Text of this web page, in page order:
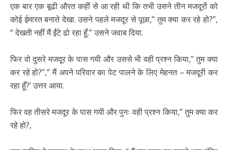
एक बार एक बूढी औरत कहीं से आ रही थी कि तभी उसने तीन मजदूरों को
कोई ईमारत बनाते देखा. उसने पहले मजदूर से पूछा,” तुम क्या कर रहे हो?”,
“ देखती नहीं मैं ईंटे ढो रहा हूँ.” उसने जवाब दिया.
फिर वो दुसरे मजदूर के पास गयी और उससे भी वही प्रश्न किया,” तुम क्या
कर रहे हो?”,” मैं अपने परिवार का पेट पालने के लिए मेहनत – मजदूरी कर
रहा हूँ?’ उत्तर आया.
फिर वह तीसरे मजदूर के पास गयी और पुनः वही प्रश्न किया,” तुम क्या कर
रहे हो?,